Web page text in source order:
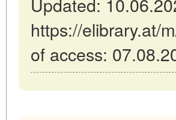
https://elibrary.at/
of access: